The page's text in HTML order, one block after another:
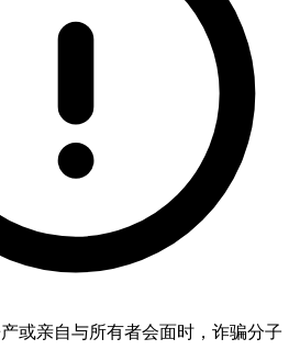
或亲自与所有者会面时，诈骗分子